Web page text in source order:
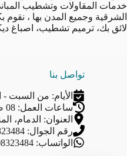
خدمات المقاولات وتشطيب
الشرقية وجميع المدن بها ،
لائق بك، ترميم تشطيب، اصباغ
تواصل بنا
الأيام: من السبت -
ساعات العمل: 08 صباجا - 10 مساءً.
العنوان: الدمام،
رقم الجوال: 0508323484
الواتساب: 966508323484